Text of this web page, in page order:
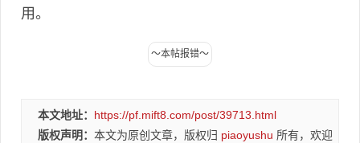
用。
本文地址： https://pf.mift8.com/post/39713.html
版权声明： 本文为原创文章，版权归 piaoyushu 所有，欢迎